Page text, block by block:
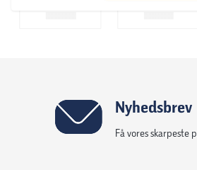
Nyhedsbrev
Få vores skarpeste